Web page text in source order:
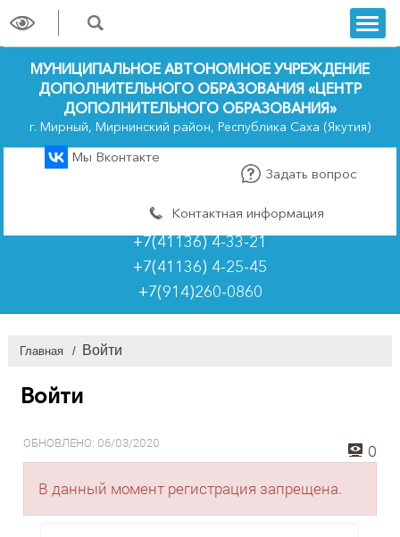
trk
МУНИЦИПАЛЬНОЕ АВТОНОМНОЕ УЧРЕЖДЕНИЕ
ДОПОЛНИТЕЛЬНОГО ОБРАЗОВАНИЯ «ЦЕНТР
ДОПОЛНИТЕЛЬНОГО ОБРАЗОВАНИЯ»
г. Мирный, Мирнинский район, Республика Саха (Якутия)
Мы Вконтакте
Задать вопрос
Контактная информация
+7(41136) 4-33-21
+7(41136) 4-25-45
+7(914)260-0860
Главная / Войти
Войти
ОБНОВЛЕНО: 06/03/2020
0
В данный момент регистрация запрещена.